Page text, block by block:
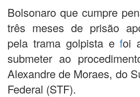
Bolsonaro que cumpre
três meses de prisão
pela trama golpista efoi
submeter ao
Alexandre de Moraes, do
Federal (STF).